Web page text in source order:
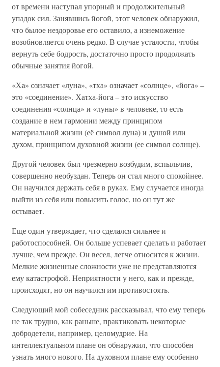
от времени наступал упорный и продолжительный
упадок сил. Занявшись йогой, этот человек обнаружил,
что былое нездоровье его оставило, а изнеможение
возобновляется очень редко. В случае усталости, чтобы
вернуть себе бодрость, достаточно просто продолжать
обычные занятия йогой.
«Ха» означает «луна», «тха» означает «солнце», «йога» –
это «соединение». Хатха-йога – это искусство
соединения «солнца» и «луны» в человеке, то есть
создание в нем гармонии между принципом
материальной жизни (её символ луна) и душой или
духом, принципом духовной жизни (ее символ солнце).
Другой человек был чрезмерно возбудим, вспыльчив,
совершенно необуздан. Теперь он стал много спокойнее.
Он научился держать себя в руках. Ему случается иногда
выйти из себя или повысить голос, но он тут же
остывает.
Еще один утверждает, что сделался сильнее и
работоспособней. Он больше успевает сделать и работает
лучше, чем прежде. Он весел, легче относится к жизни.
Мелкие жизненные сложности уже не представляются
ему катастрофой. Неприятности у него, как и прежде,
происходят, но он научился им противостоять.
Следующий мой собеседник рассказывал, что ему теперь
не так трудно, как раньше, практиковать некоторые
добродетели, например, целомудрие. На
интеллектуальном плане он обнаружил, что способен
узнать много нового. На духовном плане ему особенно